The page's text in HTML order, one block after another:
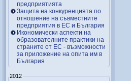
предприятията
Защита на конкуренцията по
отношение на съвместните
предприятия в ЕС и България
Икономически аспекти на
образователните практики на
страните от ЕС - възможности
за приложение на опита им в
България
2012